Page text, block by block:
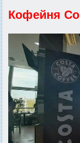
Кофейня